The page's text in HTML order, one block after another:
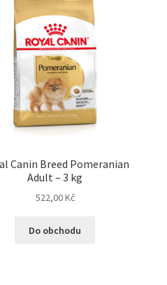
Canin Breed Pomeranian
Adult – 3 kg
522,00Kč
Do obchodu